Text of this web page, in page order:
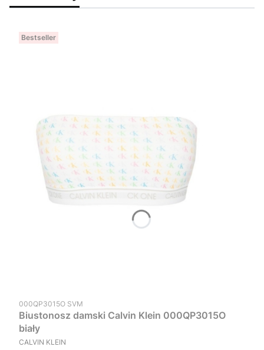
Bestseller
Kod produktu
000QP3015O SVM
Biustonosz damski Calvin Klein 000QP3015O
biały
PRODUCENT
CALVIN KLEIN